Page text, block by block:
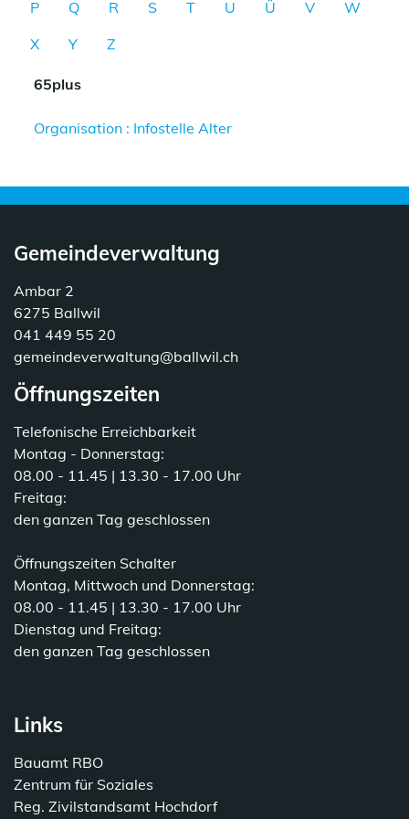
P
Q R S T U Ü V
W
X
Y Z
65plus
Organisation : Infostelle Alter
Gemeindeverwaltung
Ambar 2
6275 Ballwil
041 449 55 20
gemeindeverwaltung@ballwil.ch
Öffnungszeiten
Telefonische Erreichbarkeit
Montag - Donnerstag:
08.00 - 11.45 | 13.30 - 17.00 Uhr
Freitag:
den ganzen Tag geschlossen
Öffnungszeiten Schalter
Montag, Mittwoch und Donnerstag:
08.00 - 11.45 | 13.30 - 17.00 Uhr
Dienstag und Freitag:
den ganzen Tag geschlossen
Links
Bauamt RBO
Zentrum für Soziales
Reg. Zivilstandsamt Hochdorf